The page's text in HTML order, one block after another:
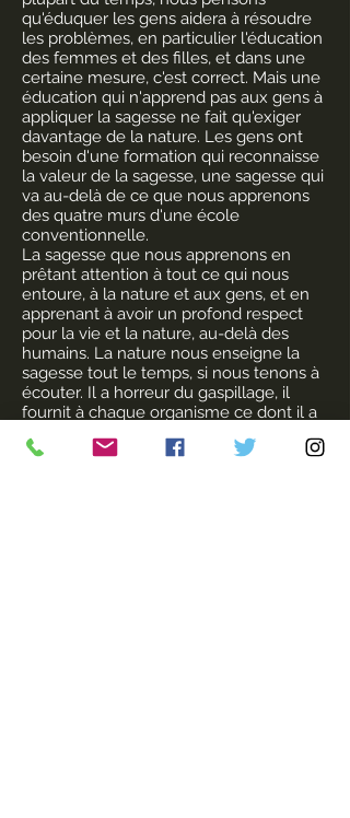
qu'éduquer les gens aidera à résoudre
les problèmes, en particulier l'éducation
des femmes et des filles, et dans une
certaine mesure, c'est correct. Mais une
éducation qui n'apprend pas aux gens à
appliquer la sagesse ne fait qu'exiger
davantage de la nature. Les gens ont
besoin d'une formation qui reconnaisse
la valeur de la sagesse, une sagesse qui
va au-delà de ce que nous apprenons
des quatre murs d'une école
conventionnelle.
La sagesse que nous apprenons en
prêtant attention à tout ce qui nous
entoure, à la nature et aux gens, et en
apprenant à avoir un profond respect
pour la vie et la nature, au-delà des
humains. La nature nous enseigne la
sagesse tout le temps, si nous tenons à
écouter. Il a horreur du gaspillage, il
fournit à chaque organisme ce dont il a
les humains apprennent la sagesse en